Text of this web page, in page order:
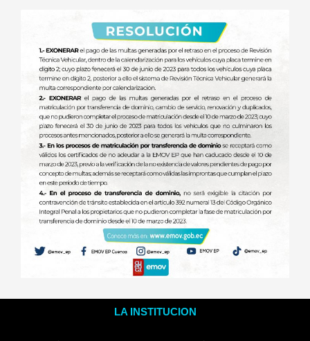
LA INSTITUCION